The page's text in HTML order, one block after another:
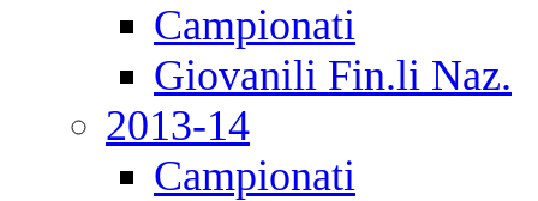
Campionati
Giovanili Fin.li Naz.
2013-14
Campionati